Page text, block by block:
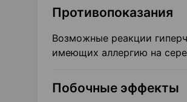
Противопоказания
Возможные реакции
имеющих аллергию на
Побочные эффекты